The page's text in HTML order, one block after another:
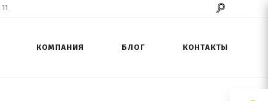
КОМПАНИЯ БЛОГ КОНТАКТЫ